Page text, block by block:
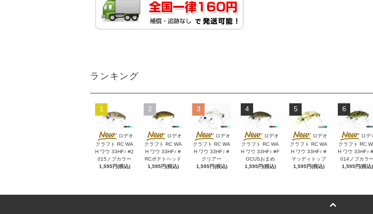
ランキング
1
ロデオ
クラフト RC WA
H ワウ 33HF♪ #2
015ノブカラー
1,595円(税込)
2
ロデオ
クラフト RC WA
H ワウ 33HF♪ #
RCポテトヘッド
1,595円(税込)
3
ロデオ
クラフト RC WA
H ワウ 33HF♪ #
クリアー
1,595円(税込)
4
ロデオ
クラフト RC WA
H ワウ 33HF♪ #F
OCUSおまめ
1,595円(税込)
5
ロデオ
クラフト RC WA
H ワウ 33HF♪ #
マッディトップ
1,595円(税込)
6
ロデ
クラフト RC
H ワウ 33HF♪
014ノブカラー
1,595円(税込)